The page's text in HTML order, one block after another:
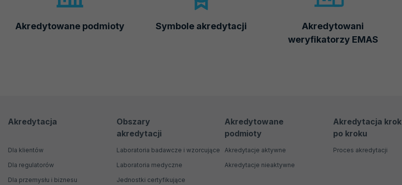
Akredytowane podmioty Symbole akredytacji
Akredytowani
weryfikatorzy EMAS
Menu
Menu
Akredytacja
Dla klientów
Dla regulatorów
Dla przemysłu i biznesu
Obszary
akredytacji
Laboratoria badawcze i wzorcujące
Laboratoria medyczne
Jednostki certyfikujące
Akredytowane
podmioty
Akredytacje aktywne
Akredytacje nieaktywne
Akredytacja krok
po kroku
Proces akredytacji